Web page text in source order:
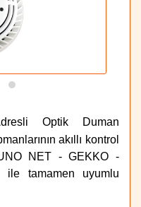
Optik Duman
akıllı kontrol
NET - GEKKO -
ile tamamen uyumlu